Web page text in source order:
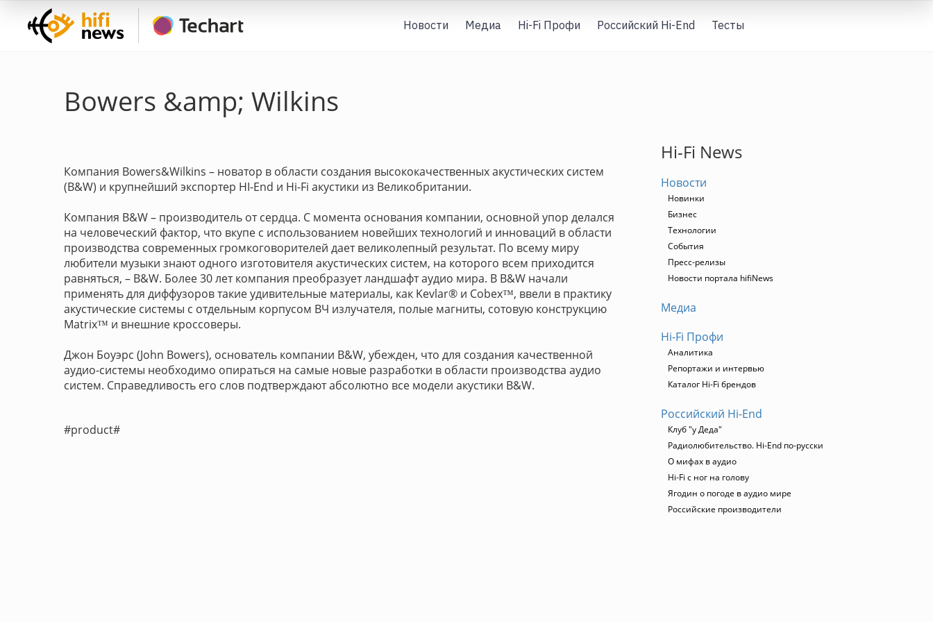
Новости Медиа Hi-Fi Профи Российский Hi-End Тесты
Bowers &amp; Wilkins
Компания Bowers&Wilkins – новатор в области создания высококачественных акустических систем
(B&W) и крупнейший экспортер HI-End и Hi-Fi акустики из Великобритании.
Компания B&W – производитель от сердца. С момента основания компании, основной упор делался
на человеческий фактор, что вкупе с использованием новейших технологий и инноваций в области
производства современных громкоговорителей дает великолепный результат. По всему миру
любители музыки знают одного изготовителя акустических систем, на которого всем приходится
равняться, – B&W. Более 30 лет компания преобразует ландшафт аудио мира. В B&W начали
применять для диффузоров такие удивительные материалы, как Kevlar® и Cobex™, ввели в практику
акустические системы с отдельным корпусом ВЧ излучателя, полые магниты, сотовую конструкцию
Matrix™ и внешние кроссоверы.
Джон Боуэрс (John Bowers), основатель компании B&W, убежден, что для создания качественной
аудио-системы необходимо опираться на самые новые разработки в области производства аудио
систем. Справедливость его слов подтверждают абсолютно все модели акустики B&W.
#product#
Hi-Fi News
Новости
Новинки
Бизнес
Технологии
События
Пресс-релизы
Новости портала hifiNews
Медиа
Hi-Fi Профи
Аналитика
Репортажи и интервью
Каталог Hi-Fi брендов
Российский Hi-End
Клуб "у Деда"
Радиолюбительство. Hi-End по-русски
О мифах в аудио
Hi-Fi с ног на голову
Ягодин о погоде в аудио мире
Российские производители